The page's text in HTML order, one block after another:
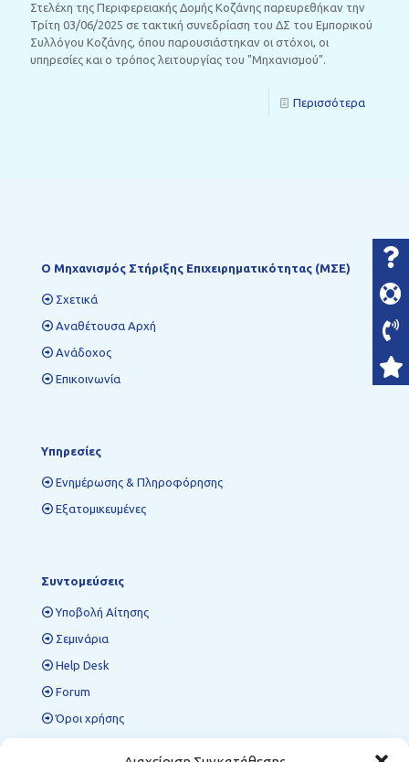
Στελέχη της Περιφερειακής Δομής Κοζάνης παρευρεθήκαν την
Τρίτη 03/06/2025 σε τακτική συνεδρίαση του ΔΣ του Εμπορικού
Συλλόγου Κοζάνης, όπου παρουσιάστηκαν οι στόχοι, οι
υπηρεσίες και ο τρόπος λειτουργίας του "Μηχανισμού".
Περισσότερα
Ο Mηχανισμός Στήριξης Επιχειρηματικότητας (ΜΣΕ)
Σχετικά
Αναθέτουσα Αρχή
Ανάδοχος
Επικοινωνία
Υπηρεσίες
Ενημέρωσης & Πληροφόρησης
Εξατομικευμένες
Συντομεύσεις
Υποβολή Αίτησης
Σεμινάρια
Help Desk
Forum
Όροι χρήσης